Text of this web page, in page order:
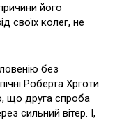
його
своїх колег, не
без
Роберта Хрготи
що друга спроба
сильний вітер. І,